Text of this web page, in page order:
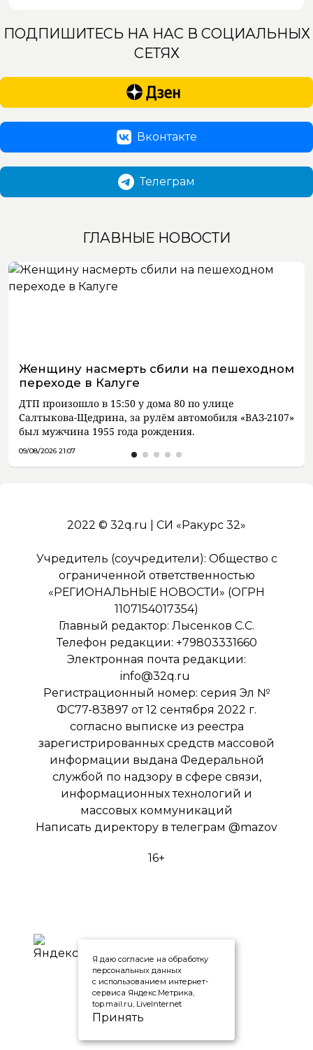
ПОДПИШИТЕСЬ НА НАС В СОЦИАЛЬНЫХ
СЕТЯХ
Вконтакте
Телеграм
ГЛАВНЫЕ НОВОСТИ
Женщину насмерть сбили на пешеходном
переходе в Калуге
ДТП произошло в 15:50 у дома 80 по улице
Салтыкова-Щедрина, за рулём автомобиля «ВАЗ-2107»
был мужчина 1955 года рождения.
09/08/2026 21:07
2022 © 32q.ru | СИ «Ракурс 32»
Учредитель (соучредители): Общество с
ограниченной ответственностью
«РЕГИОНАЛЬНЫЕ НОВОСТИ» (ОГРН
1107154017354)
Главный редактор: Лысенков С.С.
Телефон редакции: +79803331660
Электронная почта редакции:
info@32q.ru
Регистрационный номер: серия Эл №
ФС77-83897 от 12 сентября 2022 г.
согласно выписке из реестра
зарегистрированных средств массовой
информации выдана Федеральной
службой по надзору в сфере связи,
информационных технологий и
массовых коммуникаций
Написать директору в телеграм @mazov
16+
Я даю согласие на обработку
персональных данных
с использованием интернет-
сервиса Яндекс.Метрика,
top.mail.ru, LiveInternet
Принять